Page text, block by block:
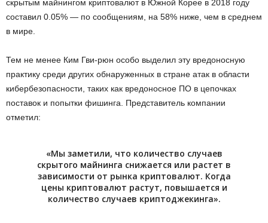
скрытым майнингом криптовалют в Южной Корее в 2018 году
составил 0.05% — по сообщениям, на 58% ниже, чем в среднем
в мире.
Тем не менее Ким Гви-рюн особо выделил эту вредоносную
практику среди других обнаруженных в стране атак в области
кибербезопасности, таких как вредоносное ПО в цепочках
поставок и попытки фишинга. Представитель компании
отметил:
«Мы заметили, что количество случаев
скрытого майнинга снижается или растет в
зависимости от рынка криптовалют. Когда
цены криптовалют растут, повышается и
количество случаев криптоджекинга».